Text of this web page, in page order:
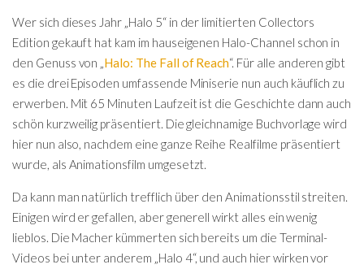
Wer sich dieses Jahr „Halo 5“ in der limitierten Collectors
Edition gekauft hat kam im hauseigenen Halo-Channel schon in
den Genuss von „ Halo: The Fall of Reach“. Für alle anderen gibt
es die drei Episoden umfassende Miniserie nun auch käuflich zu
erwerben. Mit 65 Minuten Laufzeit ist die Geschichte dann auch
schön kurzweilig präsentiert. Die gleichnamige Buchvorlage wird
hier nun also, nachdem eine ganze Reihe Realfilme präsentiert
wurde, als Animationsfilm umgesetzt.
Da kann man natürlich trefflich über den Animationsstil streiten.
Einigen wird er gefallen, aber generell wirkt alles ein wenig
lieblos. Die Macher kümmerten sich bereits um die Terminal-
Videos bei unter anderem „Halo 4“, und auch hier wirken vor